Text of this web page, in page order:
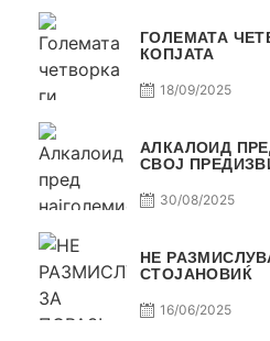
ГОЛЕМАТА
КОПЈАТА
18/09/2025
АЛКАЛОИД
СВОЈ
30/08/2025
НЕ
СТОЈАНОВИЌ
16/06/2025